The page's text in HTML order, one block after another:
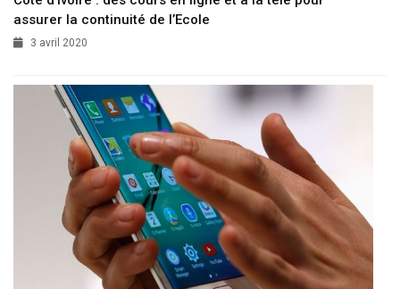
assurer la continuité de l’Ecole
3 avril 2020